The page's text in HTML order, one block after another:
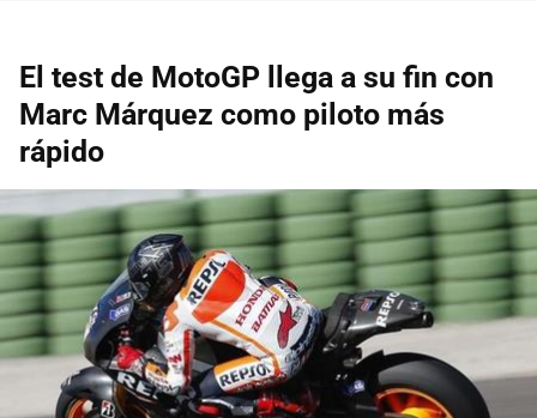
El test de MotoGP llega a su fin con
Marc Márquez como piloto más
rápido